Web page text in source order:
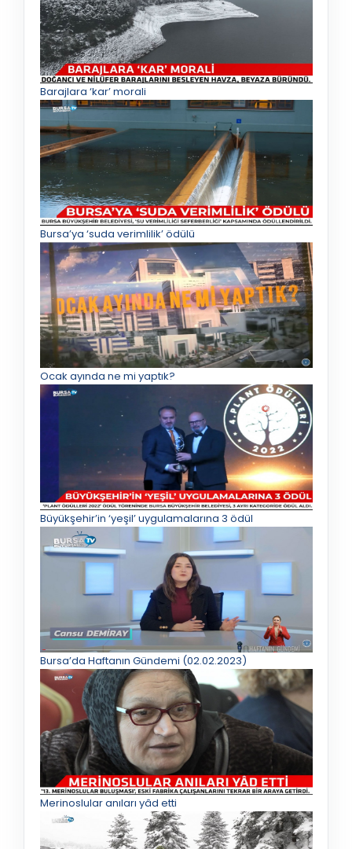
Barajlara ‘kar’ morali
Bursa’ya ‘suda verimlilik’ ödülü
Ocak ayında ne mi yaptık?
Büyükşehir’in ‘yeşil’ uygulamalarına 3 ödül
Bursa’da Haftanın Gündemi (02.02.2023)
Merinoslular anıları yâd etti